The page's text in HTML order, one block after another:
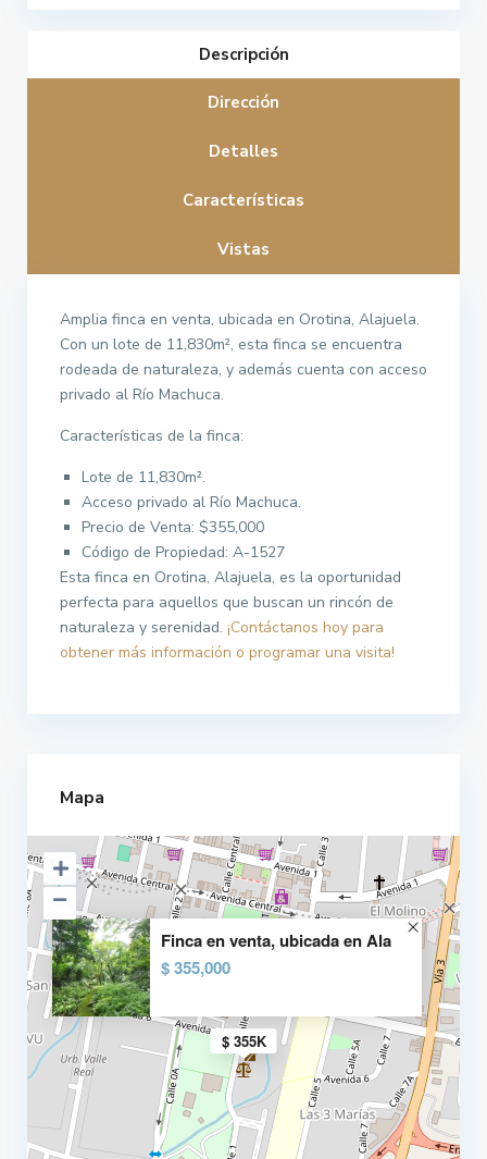
Descripción
Dirección
Detalles
Características
Vistas
Amplia finca en venta, ubicada en Orotina, Alajuela.
Con un lote de 11,830m², esta finca se encuentra
rodeada de naturaleza, y además cuenta con acceso
privado al Río Machuca.
Características de la finca:
Lote de 11,830m².
Acceso privado al Río Machuca.
Precio de Venta: $355,000
Código de Propiedad: A-1527
Esta finca en Orotina, Alajuela, es la oportunidad
perfecta para aquellos que buscan un rincón de
naturaleza y serenidad. ¡Contáctanos hoy para
obtener más información o programar una visita!
Mapa
$ 355K
Finca en venta, ubicada en Ala
$ 355,000